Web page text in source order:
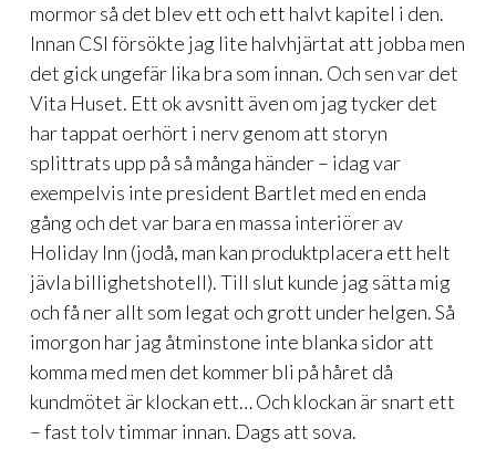
mormor så det blev ett och ett halvt kapitel i den.
Innan CSI försökte jag lite halvhjärtat att jobba men
det gick ungefär lika bra som innan. Och sen var det
Vita Huset. Ett ok avsnitt även om jag tycker det
har tappat oerhört i nerv genom att storyn
splittrats upp på så många händer – idag var
exempelvis inte president Bartlet med en enda
gång och det var bara en massa interiörer av
Holiday Inn (jodå, man kan produktplacera ett helt
jävla billighetshotell). Till slut kunde jag sätta mig
och få ner allt som legat och grott under helgen. Så
imorgon har jag åtminstone inte blanka sidor att
komma med men det kommer bli på håret då
kundmötet är klockan ett… Och klockan är snart ett
– fast tolv timmar innan. Dags att sova.